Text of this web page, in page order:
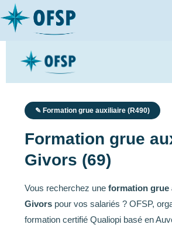
✎ Formation grue auxiliaire (R490)
Formation grue
Givors (69)
Vous recherchez une formation grue
Givors pour vos salariés ? OFSP,
formation certifié Qualiopi basé en